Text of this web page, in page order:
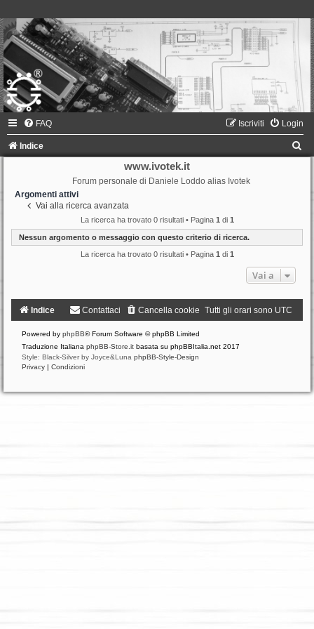
FAQ Login
Iscriviti
Indice
www.ivotek.it
Forum personale di Daniele Loddo alias Ivotek
Argomenti attivi
Vai alla ricerca avanzata
La ricerca ha trovato 0 risultati • Pagina 1di 1
Nessun argomento o messaggio con questo criterio di ricerca.
La ricerca ha trovato 0 risultati • Pagina 1di 1
Vai a
Indice Tutti gli orari sono UTC
Cancella cookie
Contattaci
Powered by phpBB® Forum Software © phpBB Limited
Traduzione Italiana phpBB-Store.it basata su phpBBItalia.net 2017
Style: Black-Silver by Joyce&Luna phpBB-Style-Design
Privacy
Condizioni